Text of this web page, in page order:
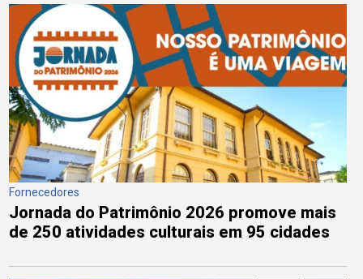
Fornecedores
Jornada do Patrimônio 2026 promove mais
de 250 atividades culturais em 95 cidades